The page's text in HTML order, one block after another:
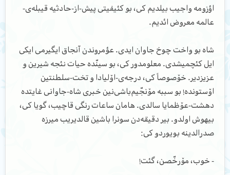
اؤزومه واجیب بیلدیم کی، بو کئیفیتی پیش-از-حادثیه قیبله‌ی-
عالمه معروض ائدیم.
شاه بو واخت چوخ جاوان ایدی. عؤمروندن آنجاق ایگیرمی ایکی
ایل کئچمیشدی. معلومدور کی، بو سینّده حیات نئجه شیرین و
عزیزدیر. خۆصوصاً کی، درجه‌ی-اۆلیادا و تخت-سلطنتین
اۆستونده! بو سببه مۆنجّیم‌باشی‌نین خبری شاه-جاوانی غایتده
دهشت-عۆظمایا سالدی. هامان ساعات رنگی قاچیب، گویا کی،
بیهوش اولدو. بیر دقیقه‌دن سونرا ‌باشین قالدیریب میرزه
صدرالدینه بویوردو کی:
- خوب، مۆرخّصن، گئت!